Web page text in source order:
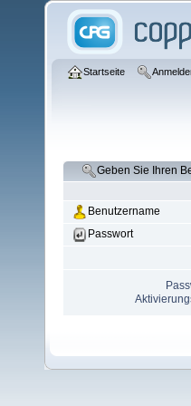
Startseite
Geben Sie Ihren
Benutzername
Passwort